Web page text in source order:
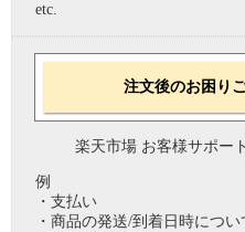
etc.
注文後のお困り
楽天市場 お客様サポー
例
・支払い
・商品の発送/到着日時につい